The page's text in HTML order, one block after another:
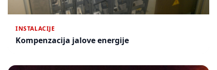
INSTALACIJE
Kompenzacija jalove energije